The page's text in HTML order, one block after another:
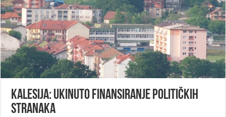
Kalesija: Ukinuto finansiranje političkih
stranaka